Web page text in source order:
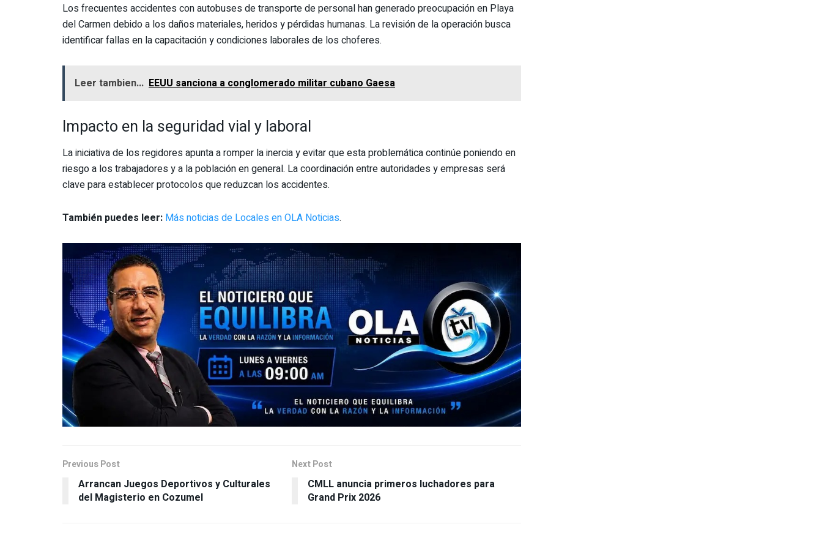
Los frecuentes accidentes con autobuses de transporte de personal han generado preocupación en Playa
del Carmen debido a los daños materiales, heridos y pérdidas humanas. La revisión de la operación busca
identificar fallas en la capacitación y condiciones laborales de los choferes.
Leer tambien... EEUU sanciona a conglomerado militar cubano Gaesa
Impacto en la seguridad vial y laboral
La iniciativa de los regidores apunta a romper la inercia y evitar que esta problemática continúe poniendo en
riesgo a los trabajadores y a la población en general. La coordinación entre autoridades y empresas será
clave para establecer protocolos que reduzcan los accidentes.
También puedes leer: Más noticias de Locales en OLA Noticias.
Arrancan Juegos Deportivos y Culturales
del Magisterio en Cozumel
CMLL anuncia primeros luchadores para
Grand Prix 2026